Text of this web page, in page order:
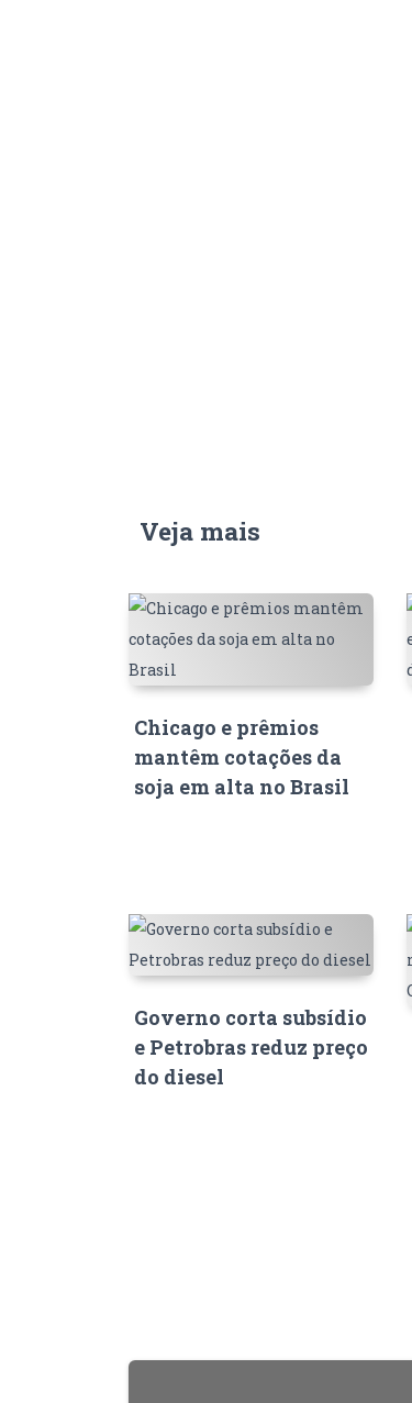
Veja mais
Chicago e prêmios
mantêm cotações da
soja em alta no Brasil
Governo corta subsídio
e Petrobras reduz preço
do diesel